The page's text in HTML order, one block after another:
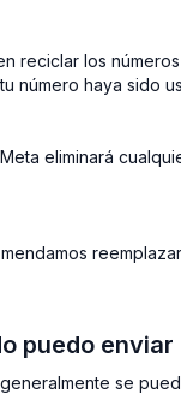
reciclar los números
número haya sido
eliminará
puedo
se